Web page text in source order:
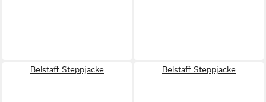
Belstaff Steppjacke Belstaff Steppjacke